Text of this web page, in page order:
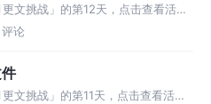
文挑战」的第12天，点击查看活动
就有一堆关于协程的介绍和使用，
评论
文挑战」的第11天，点击查看活动